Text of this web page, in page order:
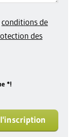
conditions de
des
*!